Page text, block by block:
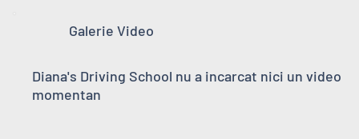
Galerie Video
Diana's Driving School nu a incarcat nici un video
momentan